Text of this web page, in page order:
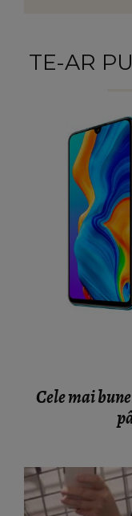
TE-AR
Cele mai